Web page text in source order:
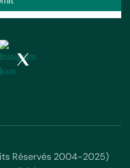
Réservés 2004-2025)